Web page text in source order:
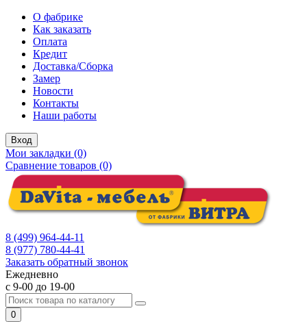
О фабрике
Как заказать
Оплата
Кредит
Доставка/Сборка
Замер
Новости
Контакты
Наши работы
Вход
Мои закладки (0)
Сравнение товаров (0)
8 (499) 964-44-11
8 (977) 780-44-41
Заказать обратный звонок
Ежедневно
с 9-00 до 19-00
0